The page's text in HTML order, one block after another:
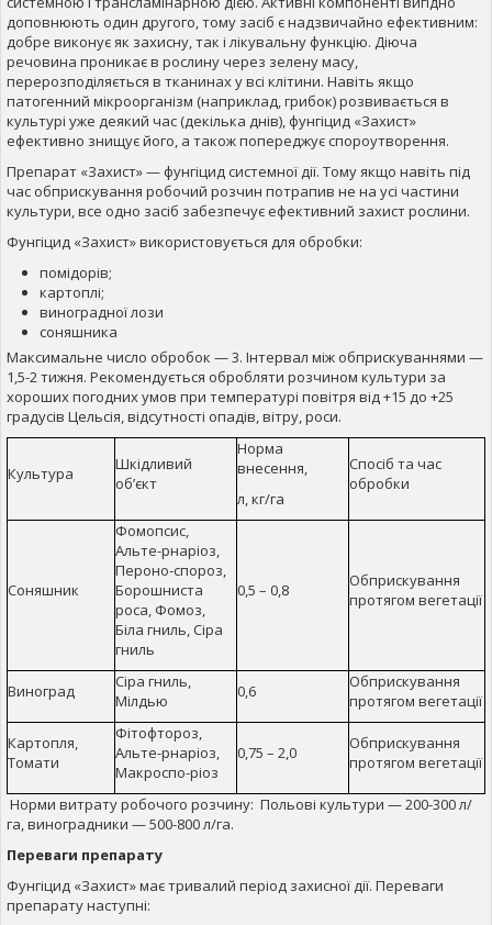
доповнюють один другого, тому засіб є надзвичайно ефективним:
добре виконує як захисну, так і лікувальну функцію. Діюча
речовина проникає в рослину через зелену масу,
перерозподіляється в тканинах у всі клітини. Навіть якщо
патогенний мікроорганізм (наприклад, грибок) розвивається в
культурі уже деякий час (декілька днів), фунгіцид «Захист»
ефективно знищує його, а також попереджує спороутворення.
Препарат «Захист» — фунгіцид системної дії. Тому якщо навіть під
час обприскування робочий розчин потрапив не на усі частини
культури, все одно засіб забезпечує ефективний захист рослини.
Фунгіцид «Захист» використовується для обробки:
помідорів;
картоплі;
виноградної лози
соняшника
Максимальне число обробок — 3. Інтервал між обприскуваннями —
1,5-2 тижня. Рекомендується обробляти розчином культури за
хороших погодних умов при температурі повітря від +15 до +25
градусів Цельсія, відсутності опадів, вітру, роси.
Культура
Шкідливий
об’єкт
Норма
внесення,
л, кг/га
Спосіб та час
обробки
Соняшник
Фомопсис,
Альте-рнаріоз,
Пероно-спороз,
Борошниста
роса, Фомоз,
Біла гниль, Сіра
гниль
0,5 – 0,8
Обприскування
протягом вегетації
Виноград
Сіра гниль,
Мілдью
0,6
Обприскування
протягом вегетації
Картопля,
Томати
Фітофтороз,
Альте-рнаріоз,
Макроспо-ріоз
0,75 – 2,0
Обприскування
протягом вегетації
Норми витрату робочого розчину: Польові культури — 200-300 л/
га, виноградники — 500-800 л/га.
Переваги препарату
Фунгіцид «Захист» має тривалий період захисної дії. Переваги
препарату наступні: